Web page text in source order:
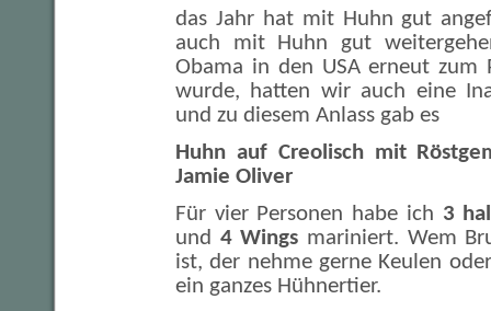
das Jahr hat mit Huhn gut
auch mit Huhn gut
Obama in den USA erneut zum
wurde, hatten wir auch eine
und zu diesem Anlass gab es
Huhn auf Creolisch mit
Jamie Oliver
Für vier Personen habe ich 3
und 4 Wings mariniert. Wem
ist, der nehme gerne Keulen
ein ganzes Hühnertier.